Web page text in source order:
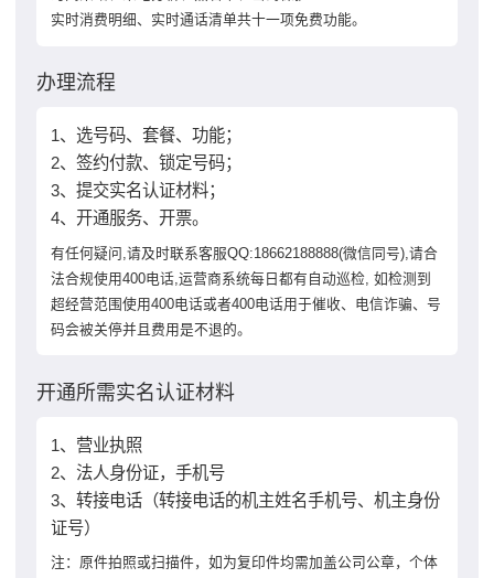
实时消费明细、实时通话清单共十一项免费功能。
办理流程
1、选号码、套餐、功能；
2、签约付款、锁定号码；
3、提交实名认证材料；
4、开通服务、开票。
有任何疑问,请及时联系客服QQ:18662188888(微信同号),请合
法合规使用400电话,运营商系统每日都有自动巡检, 如检测到
超经营范围使用400电话或者400电话用于催收、电信诈骗、号
码会被关停并且费用是不退的。
开通所需实名认证材料
1、营业执照
2、法人身份证，手机号
3、转接电话（转接电话的机主姓名手机号、机主身份
证号）
注：原件拍照或扫描件，如为复印件均需加盖公司公章，个体